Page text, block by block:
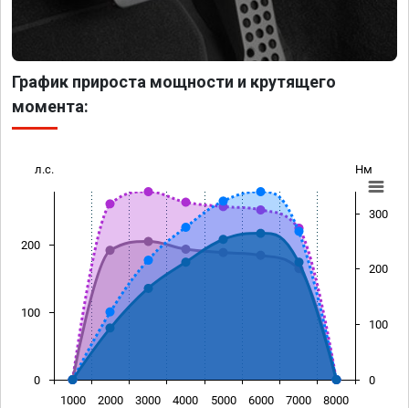
График прироста мощности и крутящего
момента:
л.с. Нм
1000 2000 3000 4000 5000 6000 7000 8000
0
100
200
0
100
200
300